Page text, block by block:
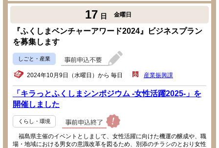
17 日 金曜日
『ふくしまベンチャーアワード2024』ビジネスプラン
を募集します
しごと・産業
2024年10月9日（水曜日）から 毎日 産業振興課
「キラっとふくしまシンポジウム -女性活躍2025-」を
開催しました
くらし・環境
福島県主催のイベントとしまして、女性活躍に向けた機運の醸成や、職
場・地域における男女の意識改革を図るため、別添のチラシのとおり女性